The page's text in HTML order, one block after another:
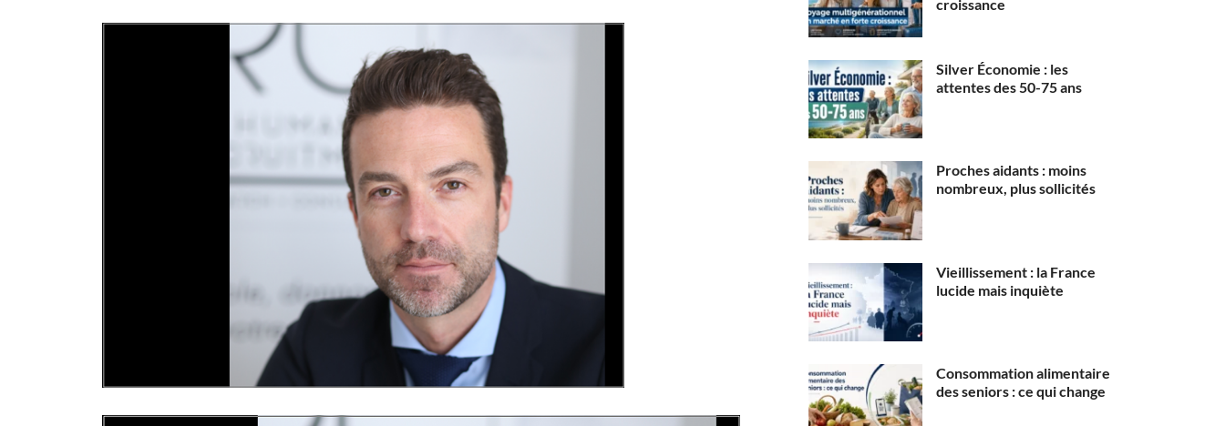
croissance
Silver Économie : les
attentes des 50-75 ans
Proches aidants : moins
nombreux, plus sollicités
Vieillissement : la France
lucide mais inquiète
Consommation alimentaire
des seniors : ce qui change